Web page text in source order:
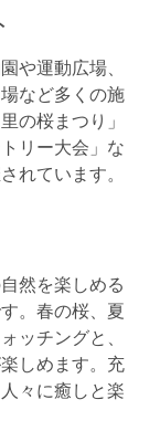
や運動広場、
など多くの施
の桜まつり」
リー大会」な
れています。
然を楽しめる
。春の桜、夏
ッチングと、
しめます。充
々に癒しと楽